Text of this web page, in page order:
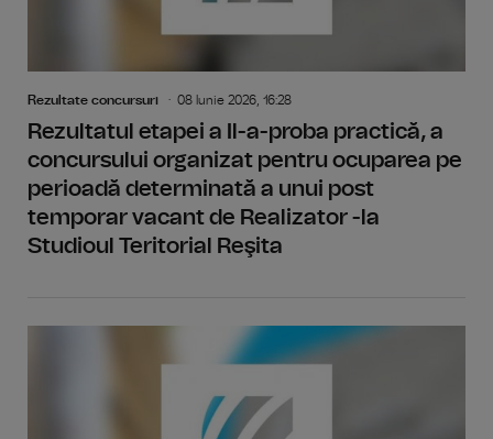
Rezultate concursuri 08 Iunie 2026, 16:28
Rezultatul etapei a Il-a-proba practică, a
concursului organizat pentru ocuparea pe
perioadă determinată a unui post
temporar vacant de Realizator -la
Studioul Teritorial Reşita